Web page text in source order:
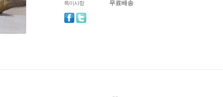
특이사항 무료배송